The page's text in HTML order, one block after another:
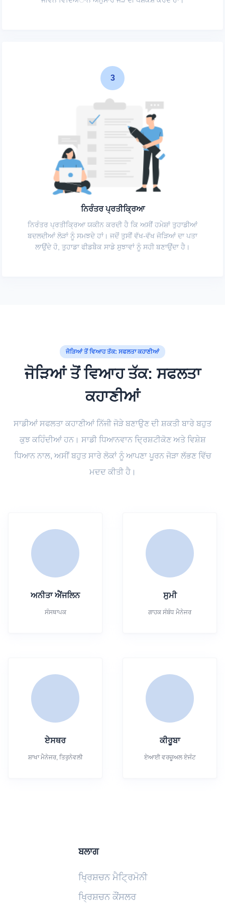
3
ਨਿਰੰਤਰ ਪ੍ਰਤੀਕ੍ਰਿਆ
ਨਿਰੰਤਰ ਪ੍ਰਤੀਕ੍ਰਿਆ ਯਕੀਨ ਕਰਦੀ ਹੈ ਕਿ ਅਸੀਂ ਹਮੇਸ਼ਾਂ ਤੁਹਾਡੀਆਂ
ਬਦਲਦੀਆਂ ਲੋੜਾਂ ਨੂੰ ਸਮਝਦੇ ਹਾਂ। ਜਦੋਂ ਤੁਸੀਂ ਵੱਖ-ਵੱਖ ਜੋੜਿਆਂ ਦਾ ਪਤਾ
ਲਾਉਂਦੇ ਹੋ, ਤੁਹਾਡਾ ਫੀਡਬੈਕ ਸਾਡੇ ਸੁਝਾਵਾਂ ਨੂੰ ਸਹੀ ਬਣਾਉਂਦਾ ਹੈ।
ਜੋੜਿਆਂ ਤੋਂ ਵਿਆਹ ਤੱਕ: ਸਫਲਤਾ ਕਹਾਣੀਆਂ
ਜੋੜਿਆਂ ਤੋਂ ਵਿਆਹ ਤੱਕ: ਸਫਲਤਾ
ਕਹਾਣੀਆਂ
ਸਾਡੀਆਂ ਸਫਲਤਾ ਕਹਾਣੀਆਂ ਨਿੱਜੀ ਜੋੜੇ ਬਣਾਉਣ ਦੀ ਸ਼ਕਤੀ ਬਾਰੇ ਬਹੁਤ
ਕੁਝ ਕਹਿੰਦੀਆਂ ਹਨ। ਸਾਡੀ ਧਿਆਨਵਾਨ ਦ੍ਰਿਸ਼ਟੀਕੋਣ ਅਤੇ ਵਿਸ਼ੇਸ਼
ਧਿਆਨ ਨਾਲ, ਅਸੀਂ ਬਹੁਤ ਸਾਰੇ ਲੋਕਾਂ ਨੂੰ ਆਪਣਾ ਪੂਰਨ ਜੋੜਾ ਲੱਭਣ ਵਿੱਚ
ਮਦਦ ਕੀਤੀ ਹੈ।
ਅਨੀਤਾ ਐਂਜਲਿਨ
ਸੰਸਥਾਪਕ
ਸੁਮੀ
ਗਾਹਕ ਸੰਬੰਧ ਮੈਨੇਜਰ
ਏਸਥਰ
ਸ਼ਾਖਾ ਮੈਨੇਜਰ, ਤਿਰੁਨੇਵਲੀ
ਕੀਰੂਬਾ
ਏਆਈ ਵਰਚੂਅਲ ਏਜੰਟ
ਬਲਾਗ
ਖ੍ਰਿਸ਼ਚਨ ਮੈਟ੍ਰਿਮੋਨੀ
ਖ੍ਰਿਸ਼ਚਨ ਕੌਂਸਲਰ